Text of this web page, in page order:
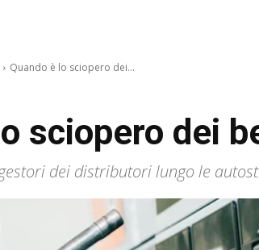
Quando è lo sciopero dei...
sciopero dei
dei distributori lungo le